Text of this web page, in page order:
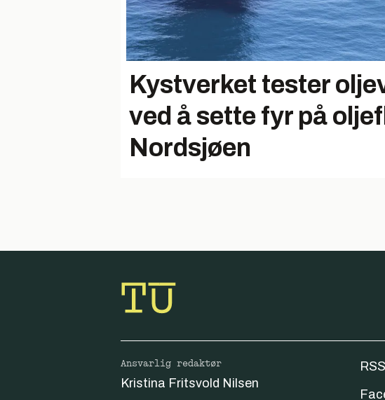
Kystverket tester
ved å sette fyr på
Nordsjøen
Ansvarlig redaktør
Kristina Fritsvold Nilsen